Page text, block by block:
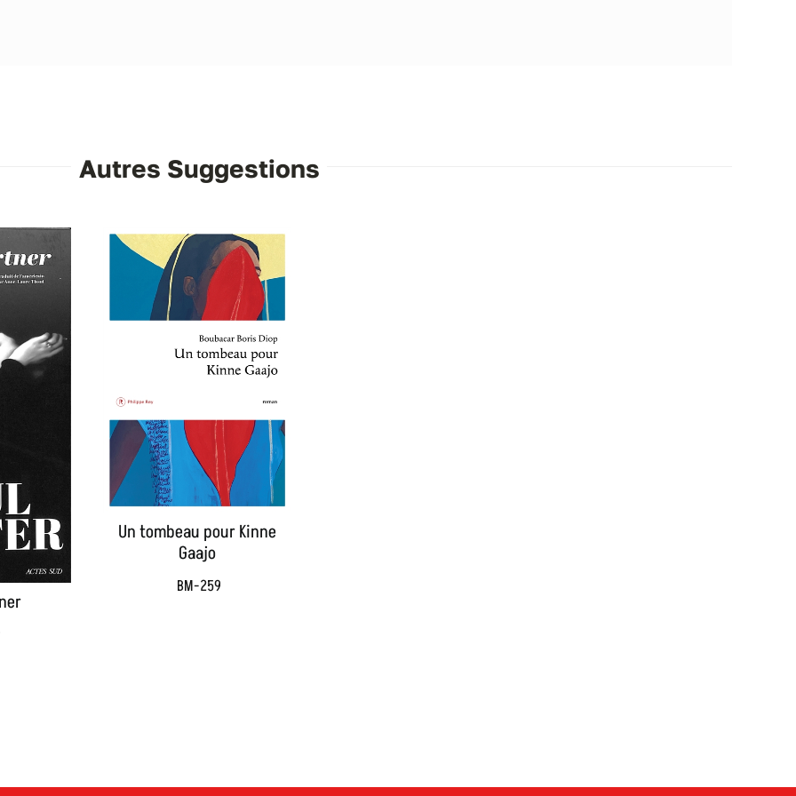
Autres Suggestions
Un tombeau pour Kinne
Gaajo
BM-259